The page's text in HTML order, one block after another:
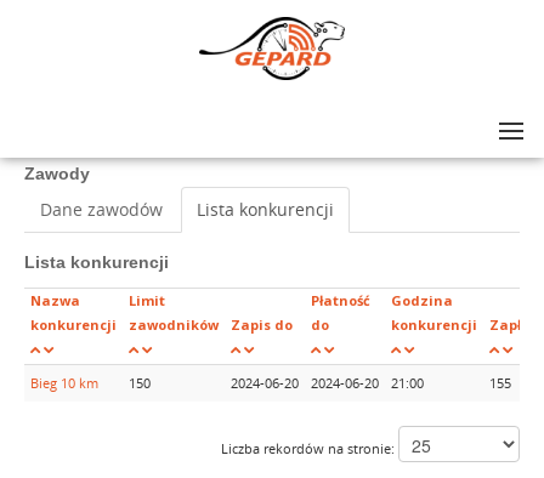
Zawody
Dane zawodów Lista konkurencji
Lista konkurencji
Nazwa
konkurencji
Limit
zawodników
Zapis do
Płatność
do
Godzina
konkurencji
Bieg 10 km 150 2024-06-20 2024-06-20 21:00 155
Liczba rekordów na stronie: